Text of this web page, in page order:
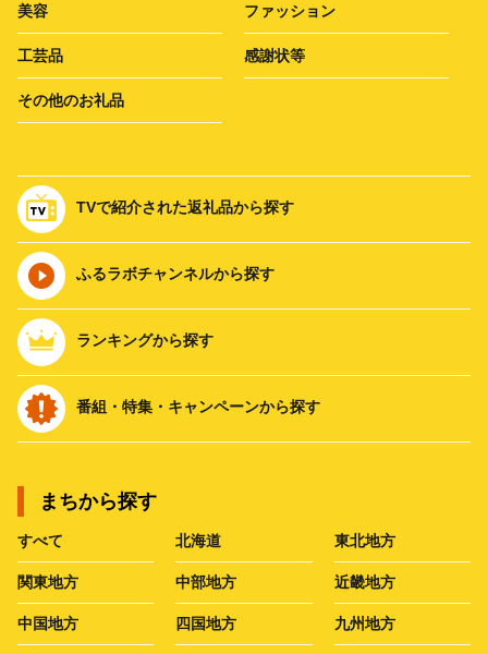
美容 ファッション
工芸品 感謝状等
その他のお礼品
TVで紹介された返礼品から探す
ふるラボチャンネルから探す
ランキングから探す
番組・特集・キャンペーンから探す
まちから探す
すべて 北海道 東北地方
関東地方 中部地方 近畿地方
中国地方 四国地方 九州地方